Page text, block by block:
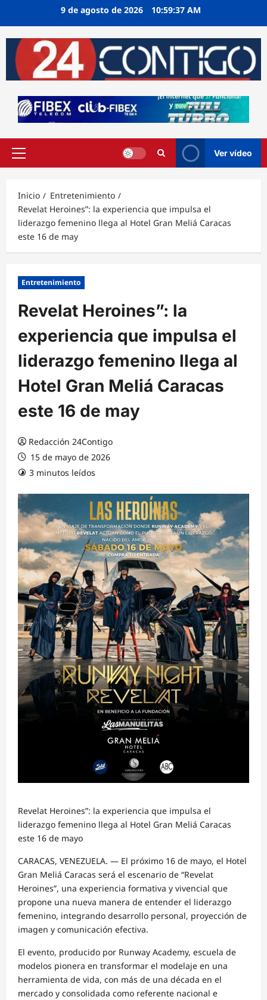
9 de agosto de 2026 10:59:38 AM
Menú
Ver vídeo
Inicio
Entretenimiento
Revelat Heroines”: la experiencia que impulsa el
liderazgo femenino llega al Hotel Gran Meliá Caracas
este 16 de may
Entretenimiento
Revelat Heroines”: la
experiencia que impulsa el
liderazgo femenino llega al
Hotel Gran Meliá Caracas
este 16 de may
Redacción 24Contigo
15 de mayo de 2026
3 minutos leídos
Revelat Heroines”: la experiencia que impulsa el
liderazgo femenino llega al Hotel Gran Meliá Caracas
este 16 de mayo
CARACAS, VENEZUELA. — El próximo 16 de mayo, el Hotel
Gran Meliá Caracas será el escenario de “Revelat
Heroines”, una experiencia formativa y vivencial que
propone una nueva manera de entender el liderazgo
femenino, integrando desarrollo personal, proyección de
imagen y comunicación efectiva.
El evento, producido por Runway Academy, escuela de
modelos pionera en transformar el modelaje en una
herramienta de vida, con más de una década en el
mercado y consolidada como referente nacional e